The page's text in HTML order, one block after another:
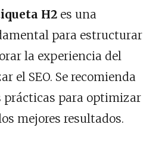
H2 es una
para estructurar
la experiencia del
el SEO. Se recomienda
prácticas para optimizar
mejores resultados.